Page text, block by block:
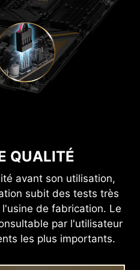
QUALITÉ
avant son utilisation,
subit des tests très
de fabrication. Le
par l'utilisateur
les plus importants.